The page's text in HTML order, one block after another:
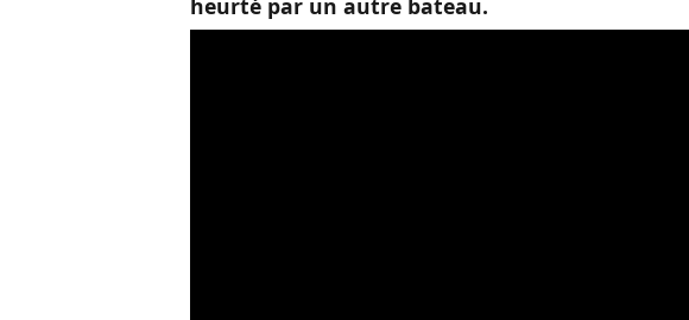
heurté par un autre bateau.